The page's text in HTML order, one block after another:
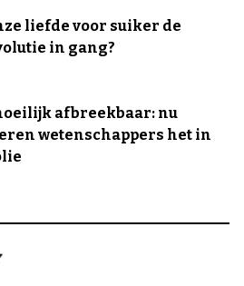
liefde voor suiker de
in gang?
afbreekbaar: nu
wetenschappers het in